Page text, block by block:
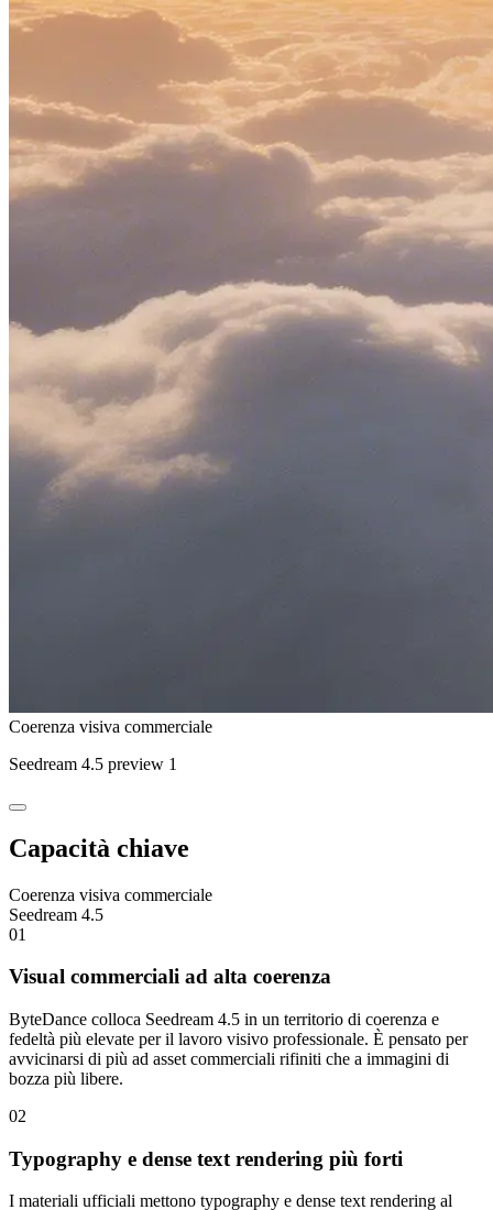
Coerenza visiva commerciale
Seedream 4.5 preview 1
Capacità chiave
Coerenza visiva commerciale
Seedream 4.5
01
Visual commerciali ad alta coerenza
ByteDance colloca Seedream 4.5 in un territorio di coerenza e
fedeltà più elevate per il lavoro visivo professionale. È pensato per
avvicinarsi di più ad asset commerciali rifiniti che a immagini di
bozza più libere.
02
Typography e dense text rendering più forti
I materiali ufficiali mettono typography e dense text rendering al